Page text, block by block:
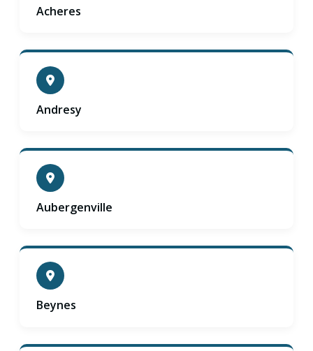
Acheres
Andresy
Aubergenville
Beynes